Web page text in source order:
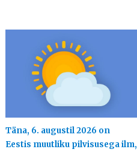
Täna, 6. augustil 2026 on
Eestis muutliku pilvisusega ilm,